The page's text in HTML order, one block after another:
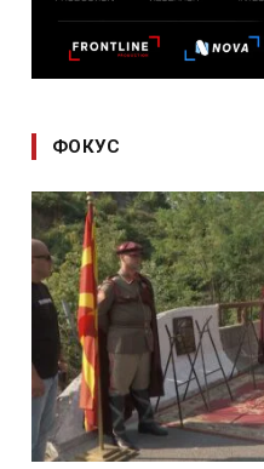
ФОКУС